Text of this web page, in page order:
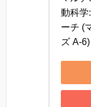
動科学
ーチ (
ズ A-6)